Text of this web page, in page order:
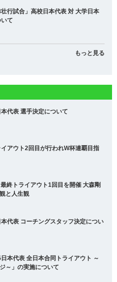
壮行試合」高校日本代表 対 大学日本
て
もっと見る
代表 選手決定について
アウト2回目が行われW杯連覇目指
終トライアウト1回目を開催 大森剛
と人生観
代表 コーチングスタッフ決定につい
日本代表 全日本合同トライアウト ～
～」の実施について